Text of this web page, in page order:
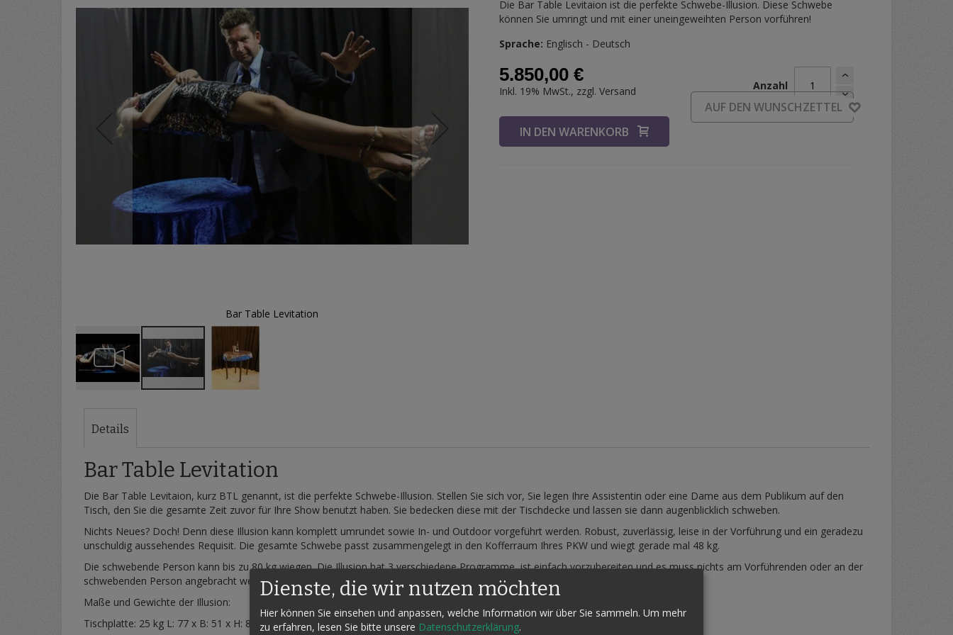
Bar Table Levitation
Die Bar Table Levitaion ist die perfekte Schwebe-Illusion. Diese Schwebe
können Sie umringt und mit einer uneingeweihten Person vorführen!
Sprache: Englisch - Deutsch
5.850,00 €
Inkl. 19% MwSt., zzgl.Versand Anzahl
IN DEN WARENKORB
AUF DEN WUNSCHZETTEL
Details
Bar Table Levitation
Die Bar Table Levitaion, kurz BTL genannt, ist die perfekte Schwebe-Illusion. Stellen Sie sich vor, Sie legen Ihre Assistentin oder eine Dame aus dem Publikum auf den
Tisch, den Sie die gesamte Zeit zuvor für Ihre Show benutzt haben. Sie bedecken diese mit der Tischdecke und lassen sie dann augenblicklich schweben.
Nichts Neues? Doch! Denn diese Illusion kann komplett umrundet sowie In- und Outdoor vorgeführt werden. Robust, zuverlässig, leise in der Vorführung und ein geradezu
unschuldig aussehendes Requisit. Die gesamte Schwebe passt zusammengelegt in den Kofferraum Ihres PKW und wiegt gerade mal 48 kg.
Die schwebende Person kann bis zu 80 kg wiegen. Die Illusion hat 3 verschiedene Programme, ist einfach vorzubereiten und es muss nichts am Vorführenden oder an der
schwebenden Person angebracht werden.
Maße und Gewichte der Illusion:
Tischplatte: 25 kg L: 77 x B: 51 x H: 83 cm (oval)
Dienste, die wir nutzen möchten
Hier können Sie einsehen und anpassen, welche Information wir über Sie sammeln. Um mehr
zu erfahren, lesen Sie bitte unsere Datenschutzerklärung.